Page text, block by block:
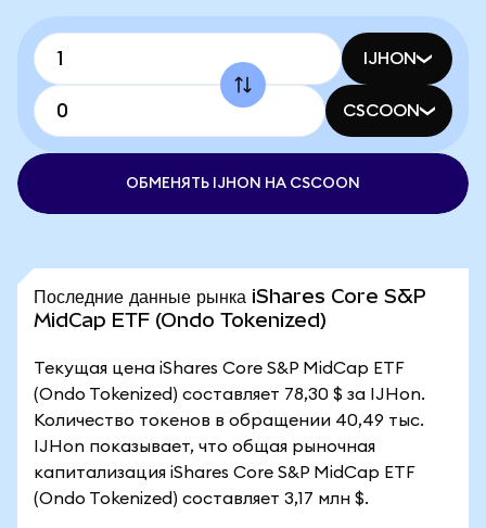
IJHON
CSCOON
ОБМЕНЯТЬ IJHON НА CSCOON
Последние данные рынка iShares Core S&P
MidCap ETF (Ondo Tokenized)
Текущая цена iShares Core S&P MidCap ETF
(Ondo Tokenized) составляет 78,30 $ за IJHon.
Количество токенов в обращении 40,49 тыс.
IJHon показывает, что общая рыночная
капитализация iShares Core S&P MidCap ETF
(Ondo Tokenized) составляет 3,17 млн $.